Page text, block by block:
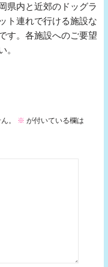
県内と近郊のドッグラ
ト連れで行ける施設な
す。各施設へのご要望
。
。 ※ が付いている欄は